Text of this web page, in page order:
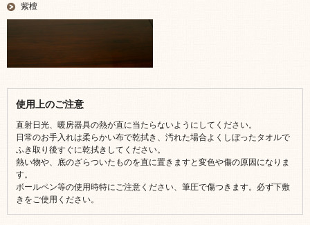
紫檀
使用上のご注意
直射日光、暖房器具の熱が直に当たらないようにしてください。
日常のお手入れは柔らかい布で乾拭き、汚れた場合よくしぼったタオルで
ふき取り後すぐに乾拭きしてください。
熱い物や、底のざらついたものを直に置きますと変色や傷の原因になりま
す。
ボールペン等の使用時特にご注意ください、筆圧で傷つきます。必ず下敷
きをご使用ください。